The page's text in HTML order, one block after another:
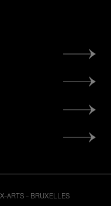
ARTS - BRUXELLES